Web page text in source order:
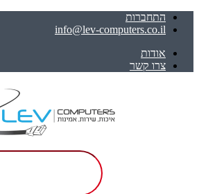
התחברות
info@lev-computers.co.il
אודות
צרו קשר